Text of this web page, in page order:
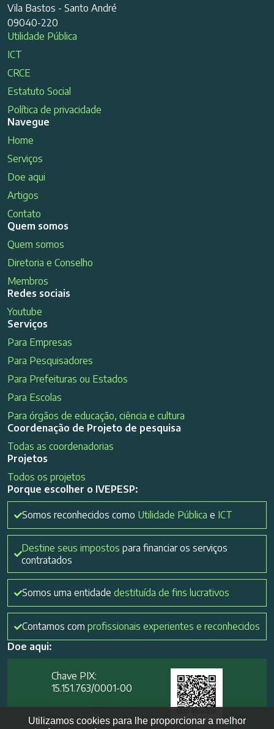
Vila Bastos - Santo André
09040-220
Utilidade Pública
ICT
CRCE
Estatuto Social
Política de privacidade
Navegue
Home
Serviços
Doe aqui
Artigos
Contato
Quem somos
Quem somos
Diretoria e Conselho
Membros
Redes sociais
Youtube
Serviços
Para Empresas
Para Pesquisadores
Para Prefeituras ou Estados
Para Escolas
Para órgãos de educação, ciência e cultura
Coordenação de Projeto de pesquisa
Todas as coordenadorias
Projetos
Todos os projetos
Porque escolher o IVEPESP:
Somos reconhecidos como Utilidade Pública e ICT
Destine seus impostos para financiar os serviços
contratados
Somos uma entidade destituída de fins lucrativos
Contamos com profissionais experientes e reconhecidos
Doe aqui:
Chave PIX:
15.151.763/0001-00​
Utilizamos cookies para lhe proporcionar a melhor